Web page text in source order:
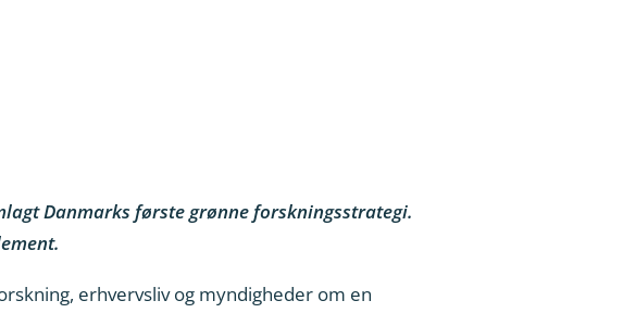
Danmarks første grønne forskningsstrategi.
erhvervsliv og myndigheder om en